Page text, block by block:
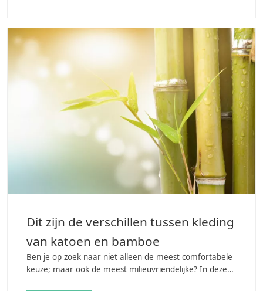
Dit zijn de verschillen tussen kleding
van katoen en bamboe
Ben je op zoek naar niet alleen de meest comfortabele
keuze; maar ook de meest milieuvriendelijke? In deze